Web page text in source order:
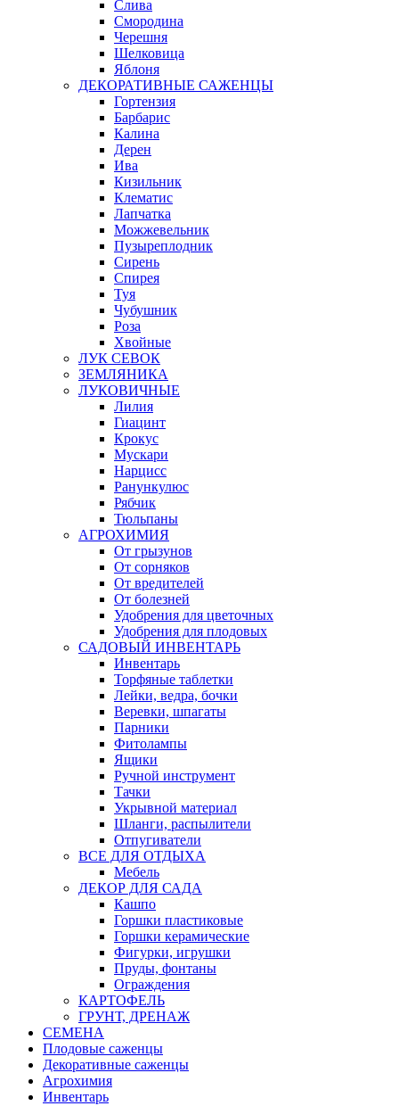
Слива
Смородина
Черешня
Шелковица
Яблоня
ДЕКОРАТИВНЫЕ САЖЕНЦЫ
Гортензия
Барбарис
Калина
Дерен
Ива
Кизильник
Клематис
Лапчатка
Можжевельник
Пузыреплодник
Сирень
Спирея
Туя
Чубушник
Роза
Хвойные
ЛУК СЕВОК
ЗЕМЛЯНИКА
ЛУКОВИЧНЫЕ
Лилия
Гиацинт
Крокус
Мускари
Нарцисс
Ранункулюс
Рябчик
Тюльпаны
АГРОХИМИЯ
От грызунов
От сорняков
От вредителей
От болезней
Удобрения для цветочных
Удобрения для плодовых
САДОВЫЙ ИНВЕНТАРЬ
Инвентарь
Торфяные таблетки
Лейки, ведра, бочки
Веревки, шпагаты
Парники
Фитолампы
Ящики
Ручной инструмент
Тачки
Укрывной материал
Шланги, распылители
Отпугиватели
ВСЕ ДЛЯ ОТДЫХА
Мебель
ДЕКОР ДЛЯ САДА
Кашпо
Горшки пластиковые
Горшки керамические
Фигурки, игрушки
Пруды, фонтаны
Ограждения
КАРТОФЕЛЬ
ГРУНТ, ДРЕНАЖ
СЕМЕНА
Плодовые саженцы
Декоративные саженцы
Агрохимия
Инвентарь